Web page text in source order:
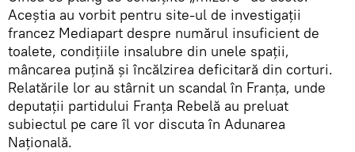
Aceștia au vorbit pentru site-ul de investigații
francez Mediapart despre numărul insuficient de
toalete, condițiile insalubre din unele spații,
mâncarea puțină și încălzirea deficitară din corturi.
Relatările lor au stârnit un scandal în Franța, unde
deputații partidului Franța Rebelă au preluat
subiectul pe care îl vor discuta în Adunarea
Națională.